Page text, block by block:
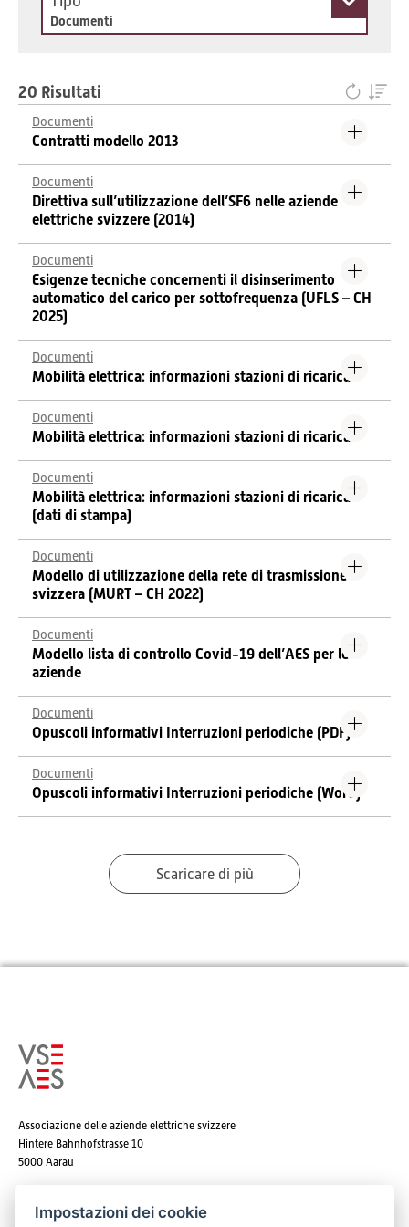
Documenti
20 Risultati
Documenti
Contratti modello 2013
Documenti
Direttiva sull’utilizzazione dell’SF6 nelle aziende
elettriche svizzere (2014)
Documenti
Esigenze tecniche concernenti il disinserimento
automatico del carico per sottofrequenza (UFLS – CH
2025)
Documenti
Mobilità elettrica: informazioni stazioni di ricarica
Documenti
Mobilità elettrica: informazioni stazioni di ricarica
Documenti
Mobilità elettrica: informazioni stazioni di ricarica
(dati di stampa)
Documenti
Modello di utilizzazione della rete di trasmissione
svizzera (MURT – CH 2022)
Documenti
Modello lista di controllo Covid-19 dell’AES per le
aziende
Documenti
Opuscoli informativi Interruzioni periodiche (PDF)
Documenti
Opuscoli informativi Interruzioni periodiche (Word)
Scaricare di più
Associazione delle aziende elettriche svizzere
Hintere Bahnhofstrasse 10
5000 Aarau
E-mail: info@strom.ch
Impostazioni dei cookie